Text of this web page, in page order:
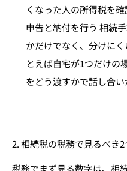
くなった人の所得税を
申告と納付を行う 相続
かだけでなく、分けに
とえば自宅が1つだけの
をどう渡すかで話し合い
2. 相続税の税務で見るべき
税務でまず見る数字は、相